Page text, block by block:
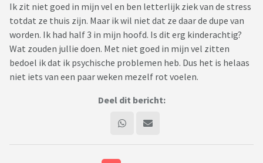
Ik zit niet goed in mijn vel en ben letterlijk ziek van de stress
totdat ze thuis zijn. Maar ik wil niet dat ze daar de dupe van
worden. Ik had half 3 in mijn hoofd. Is dit erg kinderachtig?
Wat zouden jullie doen. Met niet goed in mijn vel zitten
bedoel ik dat ik psychische problemen heb. Dus het is helaas
niet iets van een paar weken mezelf rot voelen.
Deel dit bericht: